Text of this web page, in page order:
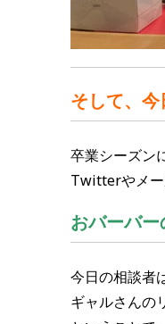
そして、
卒業シーズン
Twitterやメー
おバーバ
今日の相談者
ギャルさんの